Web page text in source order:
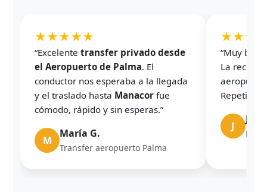
★★★★★
“Excelente transfer privado desde
el Aeropuerto de Palma. El
conductor nos esperaba a la llegada
y el traslado hasta Manacor fue
cómodo, rápido y sin esperas.”
M
María G.
Transfer aeropuerto Palma
“Muy
La
J